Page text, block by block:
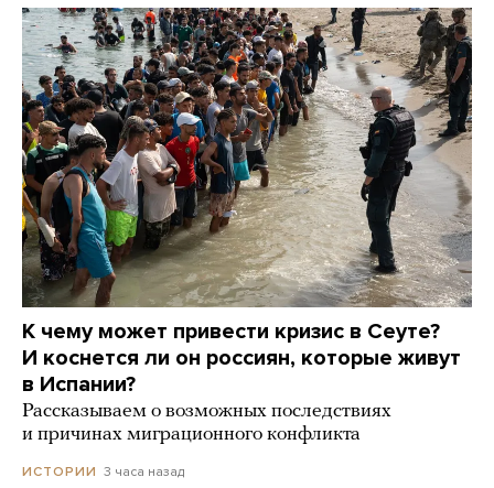
К чему может привести кризис в Сеуте?
И коснется ли он россиян, которые живут
в Испании?
Рассказываем о возможных последствиях
и причинах миграционного конфликта
ИСТОРИИ 3 часа назад